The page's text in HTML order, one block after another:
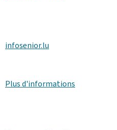
infosenior.lu
Plus d'informations